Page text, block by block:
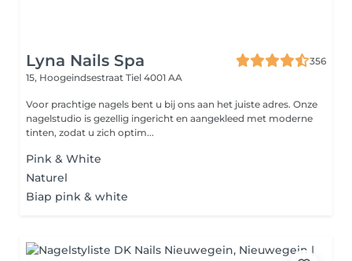
Lyna Nails Spa
356
15, Hoogeindsestraat Tiel 4001 AA
Voor prachtige nagels bent u bij ons aan het juiste adres. Onze
nagelstudio is gezellig ingericht en aangekleed met moderne
tinten, zodat u zich optim...
Pink & White
Naturel
Biap pink & white